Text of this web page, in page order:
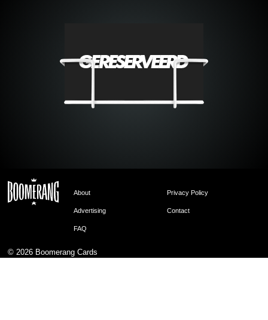
About Privacy Policy
Advertising Contact
FAQ
© 2026 Boomerang Cards